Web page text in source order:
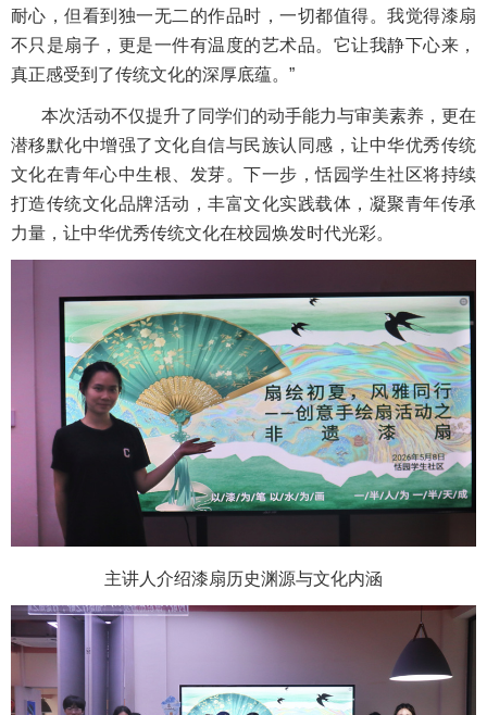
耐心，但看到独一无二的作品时，一切都值得。我觉得漆扇
不只是扇子，更是一件有温度的艺术品。它让我静下心来，
真正感受到了传统文化的深厚底蕴。”
本次活动不仅提升了同学们的动手能力与审美素养，更在
潜移默化中增强了文化自信与民族认同感，让中华优秀传统
文化在青年心中生根、发芽。下一步，恬园学生社区将持续
打造传统文化品牌活动，丰富文化实践载体，凝聚青年传承
力量，让中华优秀传统文化在校园焕发时代光彩。
主讲人介绍漆扇历史渊源与文化内涵